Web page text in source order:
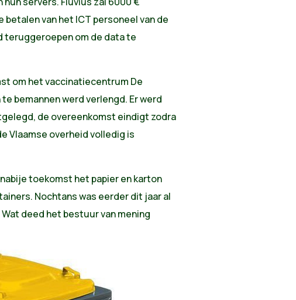
van het ICT personeel van de
teruggeroepen om de data te
om het vaccinatiecentrum De
bemannen werd verlengd. Er werd
de overeenkomst eindigt zodra
Vlaamse overheid volledig is
toekomst het papier en karton
Nochtans was eerder dit jaar al
deed het bestuur van mening